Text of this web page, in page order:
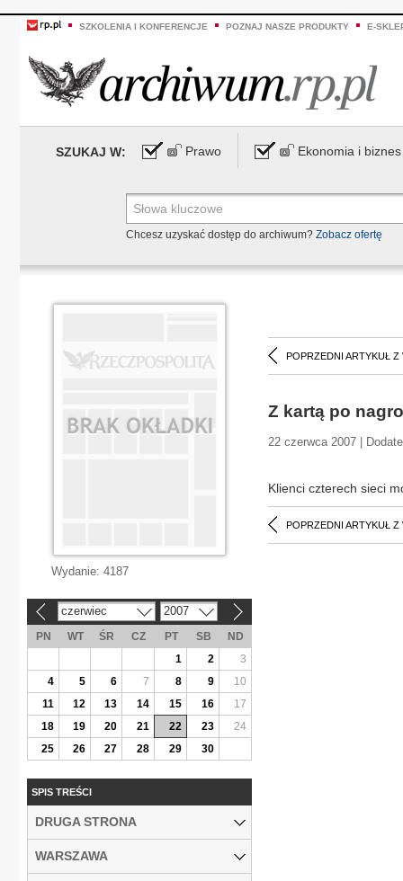
SZKOLENIA I KONFERENCJE POZNAJ NASZE PRODUKTY E-
SZUKAJ W: Prawo Ekonomia i biznes
Chcesz uzyskać dostęp do archiwum? Zobacz ofertę
POPRZEDNI ARTYKUŁ Z
Z kartą po
22 czerwca 2007 |
Klienci czterech sieci
POPRZEDNI ARTYKUŁ Z
Wydanie: 4187
czerwiec 2007
PN WT ŚR CZ PT SB
ND
1
2
3
4
5 6 7 8 9
10
11
12 13 14 15 16
17
18
19 20 21 22 23
24
25
26 27 28 29 30
SPIS TREŚCI
DRUGA STRONA
WARSZAWA